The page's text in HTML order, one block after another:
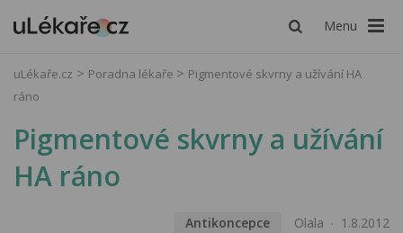
Menu
uLékaře.cz Poradna lékaře
Pigmentové skvrny a užívání HA
ráno
Pigmentové skvrny a užívání
HA ráno
Antikoncepce Olala 1.8.2012